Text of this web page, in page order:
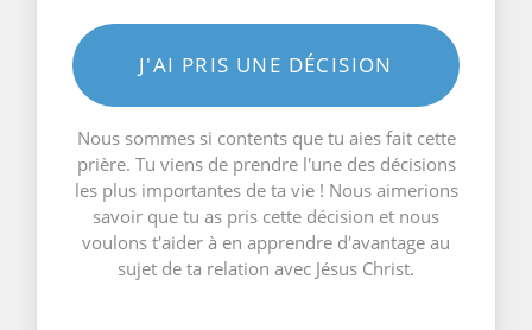
J'AI PRIS UNE DÉCISION
Nous sommes si contents que tu aies fait cette
prière. Tu viens de prendre l'une des décisions
les plus importantes de ta vie ! Nous aimerions
savoir que tu as pris cette décision et nous
voulons t'aider à en apprendre d'avantage au
sujet de ta relation avec Jésus Christ.